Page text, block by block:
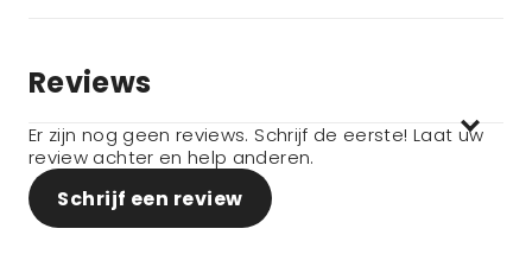
Reviews
Er zijn nog geen reviews. Schrijf de eerste! Laat uw
review achter en help anderen.
Schrijf een review